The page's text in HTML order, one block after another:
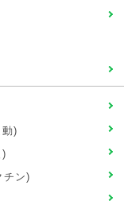
)
)
チン)